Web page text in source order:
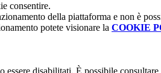
consentire.
della piattaforma e non è
potete visionare la COOKIE